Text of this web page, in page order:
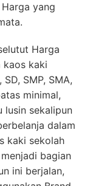
yang
Harga
kaos kaki
SMP, SMA,
minimal,
lusin sekalipun
dalam
kaki sekolah
bagian
ini berjalan,